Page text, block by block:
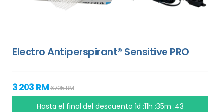
Electro Antiperspirant® Sensitive PRO
3 203 RM6 705 RM
Hasta el final del descuento 1d :11h :35m :42